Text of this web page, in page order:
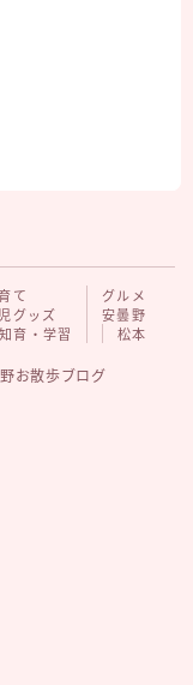
て
グッズ
知育・学習
グルメ
安曇野
松本
お散歩ブログ